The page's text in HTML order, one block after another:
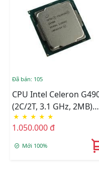
Đã bán: 105
CPU Intel Celeron
(2C/2T, 3.1 GHz, 2MB)
TRAY + FAN I3
★ ★ ★ ★ ★
1.050.000 đ
Mới 100%